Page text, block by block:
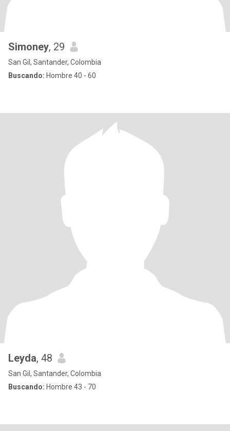
Simoney, 29
San Gil, Santander, Colombia
Buscando: Hombre 40 - 60
Leyda, 48
San Gil, Santander, Colombia
Buscando: Hombre 43 - 70